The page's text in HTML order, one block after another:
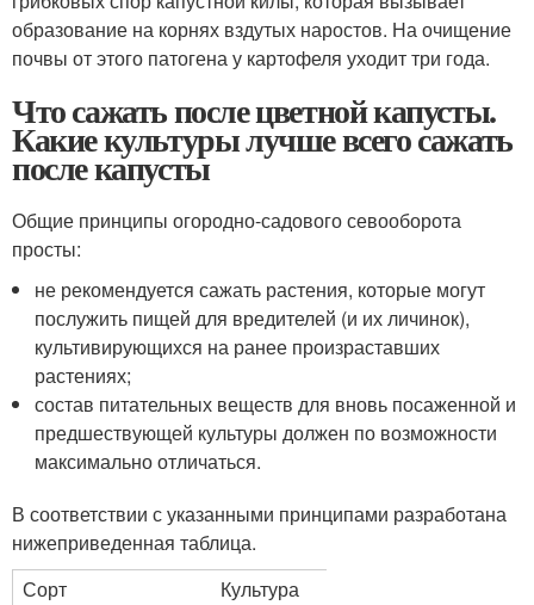
образование на корнях вздутых наростов. На очищение
почвы от этого патогена у картофеля уходит три года.
Что сажать после цветной капусты.
Какие культуры лучше всего сажать
после капусты
Общие принципы огородно-садового севооборота
просты:
не рекомендуется сажать растения, которые могут
послужить пищей для вредителей (и их личинок),
культивирующихся на ранее произраставших
растениях;
состав питательных веществ для вновь посаженной и
предшествующей культуры должен по возможности
максимально отличаться.
В соответствии с указанными принципами разработана
нижеприведенная таблица.
Сорт
Культура